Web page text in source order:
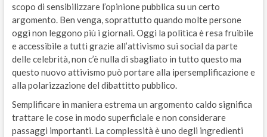
scopo di sensibilizzare l’opinione pubblica su un certo
argomento. Ben venga, soprattutto quando molte persone
oggi non leggono più i giornali. Oggi la politica è resa fruibile
e accessibile a tutti grazie all’attivismo sui social da parte
delle celebrità, non c’è nulla di sbagliato in tutto questo ma
questo nuovo attivismo può portare alla ipersemplificazione e
alla polarizzazione del dibattitto pubblico.
Semplificare in maniera estrema un argomento caldo significa
trattare le cose in modo superficiale e non considerare
passaggi importanti. La complessità è uno degli ingredienti